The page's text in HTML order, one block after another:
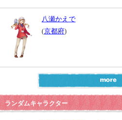
八瀬かえで
(京都府)
ランダムキャラクター